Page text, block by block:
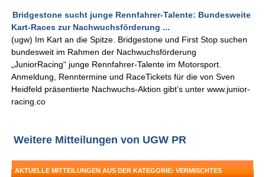
Bridgestone sucht junge Rennfahrer-Talente: Bundesweite
Kart-Races zur Nachwuchsförderung ...
(ugw) Im Kart an die Spitze. Bridgestone und First Stop suchen
bundesweit im Rahmen der Nachwuchsförderung
„JuniorRacing“ junge Rennfahrer-Talente im Motorsport.
Anmeldung, Renntermine und RaceTickets für die von Sven
Heidfeld präsentierte Nachwuchs-Aktion gibt’s unter www.junior-
racing.co
Weitere Mitteilungen von UGW PR
AKTUELLE MITTEILUNGEN AUS DER KATEGORIE: VERMISCHTES